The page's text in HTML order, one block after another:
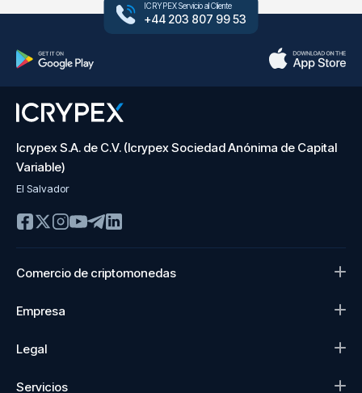
ICRYPEX Servicio al Cliente
+44 203 807 99 53
Icrypex S.A. de C.V. (Icrypex Sociedad Anónima de Capital
Variable)
El Salvador
Comercio de criptomonedas
Empresa
Legal
Servicios